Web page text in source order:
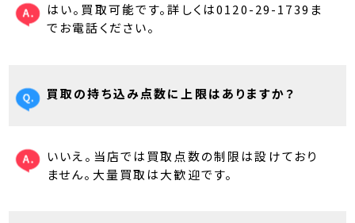
はい。買取可能です。詳しくは0120-29-1739ま
でお電話ください。
買取の持ち込み点数に上限はありますか？
いいえ。当店では買取点数の制限は設けており
ません。大量買取は大歓迎です。